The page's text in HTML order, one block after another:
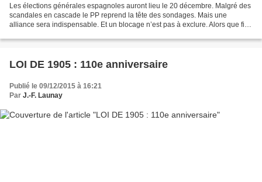
Les élections générales espagnoles auront lieu le 20 décembre. Malgré des
scandales en cascade le PP reprend la tête des sondages. Mais une
alliance sera indispensable. Et un blocage n’est pas à exclure. Alors que fin
LOI DE 1905 : 110e anniversaire
Publié le 09/12/2015 à 16:21
Par J.-F. Launay